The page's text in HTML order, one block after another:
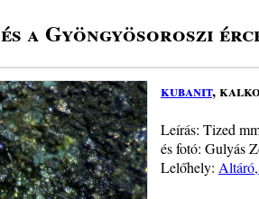
a Gyöngyösoroszi
kubanit,
Leírás: Tized
és fotó: Gulyás
Lelőhely: